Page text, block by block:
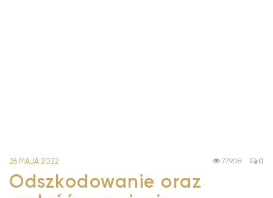
26 MAJA 2022 0
77908
Odszkodowanie oraz